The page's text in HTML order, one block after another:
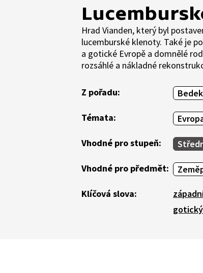
Hrad Vianden, který byl
lucemburské klenoty. Také je
a gotické Evropě a domnělé
rozsáhlé a nákladné
Z pořadu:
Témata:
Vhodné pro stupeň:
Vhodné pro předmět:
Klíčová slova: